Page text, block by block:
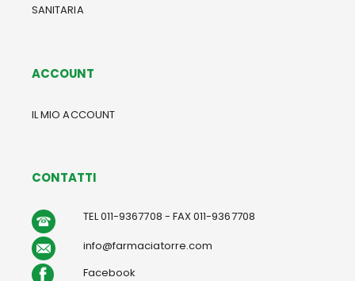
SANITARIA
ACCOUNT
IL MIO ACCOUNT
CONTATTI
TEL 011-9367708 - FAX 011-9367708
info@farmaciatorre.com
Facebook